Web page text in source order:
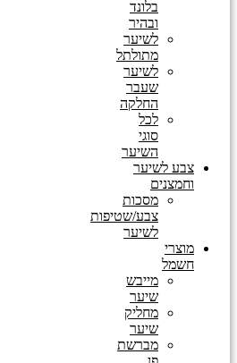
בלונד
ובהיר
לשיער
מתולתל
לשיער
שעבר
החלקה
לכל
סוגי
השיער
צבע לשיער
וחמצנים
מסכות
צבע/שטיפות
לשיער
מוצרי
חשמל
מייבש
שיער
מחליק
שיער
מברשת